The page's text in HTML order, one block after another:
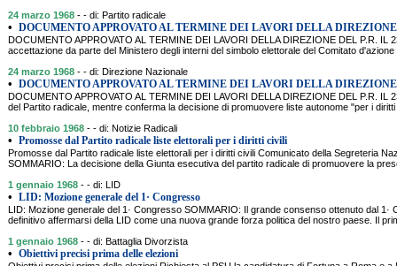
24 marzo 1968 - - di: Partito radicale
• DOCUMENTO APPROVATO AL TERMINE DEI LAVORI DELLA
DOCUMENTO APPROVATO AL TERMINE DEI LAVORI DELLA DIREZIONE DEL P.R. IL
accettazione da parte del Ministero degli interni del simbolo elettorale del Comitato d'azione
24 marzo 1968 - - di: Direzione Nazionale
• DOCUMENTO APPROVATO AL TERMINE DEI LAVORI DELLA
DOCUMENTO APPROVATO AL TERMINE DEI LAVORI DELLA DIREZIONE DEL P.R.
del Partito radicale, mentre conferma la decisione di promuovere liste autonome "per i
10 febbraio 1968 - - di: Notizie Radicali
• Promosse dal Partito radicale liste elettorali per i diritti civili
Promosse dal Partito radicale liste elettorali per i diritti civili Comunicato della Segreteria
SOMMARIO: La decisione della Giunta esecutiva del partito radicale di promuovere la
1 gennaio 1968 - - di: LID
• LID: Mozione generale del 1· Congresso
LID: Mozione generale del 1· Congresso SOMMARIO: Il grande consenso ottenuto dal 1·
definitivo affermarsi della LID come una nuova grande forza politica del nostro paese. Il
1 gennaio 1968 - - di: Battaglia Divorzista
• Obiettivi precisi prima delle elezioni